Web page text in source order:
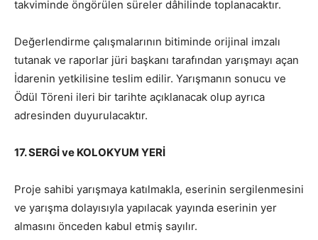
takviminde öngörülen süreler dâhilinde toplanacaktır.
Değerlendirme çalışmalarının bitiminde orijinal imzalı
tutanak ve raporlar jüri başkanı tarafından yarışmayı açan
İdarenin yetkilisine teslim edilir. Yarışmanın sonucu ve
Ödül Töreni ileri bir tarihte açıklanacak olup ayrıca
adresinden duyurulacaktır.
17. SERGİ ve KOLOKYUM YERİ
Proje sahibi yarışmaya katılmakla, eserinin sergilenmesini
ve yarışma dolayısıyla yapılacak yayında eserinin yer
almasını önceden kabul etmiş sayılır.